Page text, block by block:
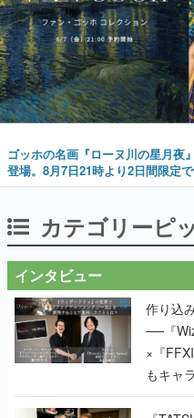
ゴッホの名画『ローヌ川の星月夜
登場。8月7日21時より2日間限定
カテゴリーピ
インタビュー
作り込
──『
×『
もキャ
で作り